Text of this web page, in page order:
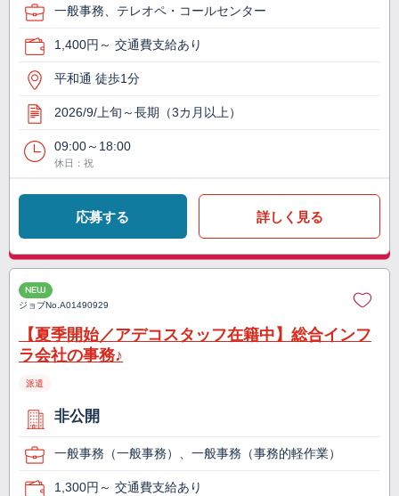
一般事務、テレオペ・コールセンター
1,400円～ 交通費支給あり
平和通 徒歩1分
2026/9/上旬～長期（3カ月以上）
09:00～18:00
休日：祝
応募する 詳しく見る
NEW
ジョブNo.A01490929
【夏季開始／アデコスタッフ在籍中】総合インフ
ラ会社の事務♪
派遣
非公開
一般事務（一般事務）、一般事務（事務的軽作業）
1,300円～ 交通費支給あり